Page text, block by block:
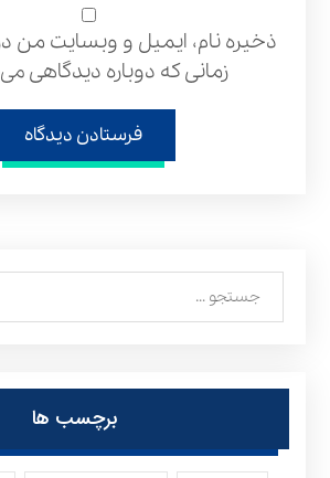
ذخیره نام، ایمیل و وبسایت من
زمانی که دوباره دیدگاهی
فرستادن دیدگاه
برچسب ها